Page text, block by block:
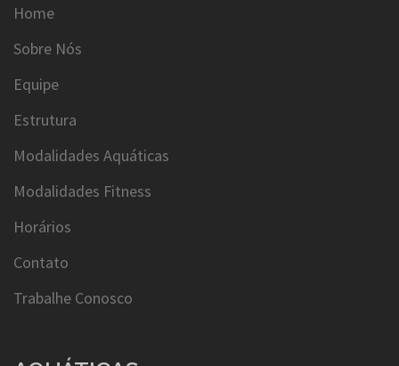
Home
Sobre Nós
Equipe
Estrutura
Modalidades Aquáticas
Modalidades Fitness
Horários
Contato
Trabalhe Conosco